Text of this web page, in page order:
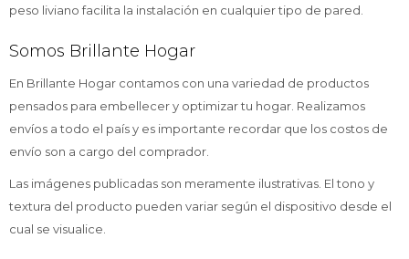
peso liviano facilita la instalación en cualquier tipo de pared.
Somos Brillante Hogar
En Brillante Hogar contamos con una variedad de productos
pensados para embellecer y optimizar tu hogar. Realizamos
envíos a todo el país y es importante recordar que los costos de
envío son a cargo del comprador.
Las imágenes publicadas son meramente ilustrativas. El tono y
textura del producto pueden variar según el dispositivo desde el
cual se visualice.